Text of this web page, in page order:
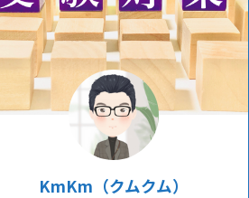
KmKm（クムクム）